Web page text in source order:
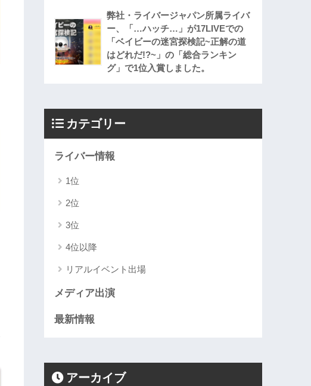
弊社・ライバージャパン所属ライバ
ー、「…ハッチ…」が17LIVEでの
「ベイビーの迷宮探検記~正解の道
はどれだ!?~」の「総合ランキン
グ」で1位入賞しました。
カテゴリー
ライバー情報
1位
2位
3位
4位以降
リアルイベント出場
メディア出演
最新情報
アーカイブ